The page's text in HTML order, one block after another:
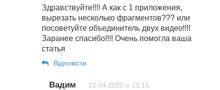
Здравствуйте!!!! А как с 1 приложения,
вырезать несколько фрагментов??? или
посоветуйте объединитель двух видео!!!!
Заранее спасибо!!!! Очень помогла ваша
статья
Відповіcти
Вадим 22.04.2020 о 13:15